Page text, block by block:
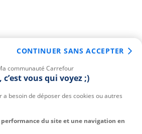
communauté Carrefour
vous qui voyez ;)
besoin de déposer des cookies ou autres
du site et une navigation en
CONTINUER SANS ACCEPTER